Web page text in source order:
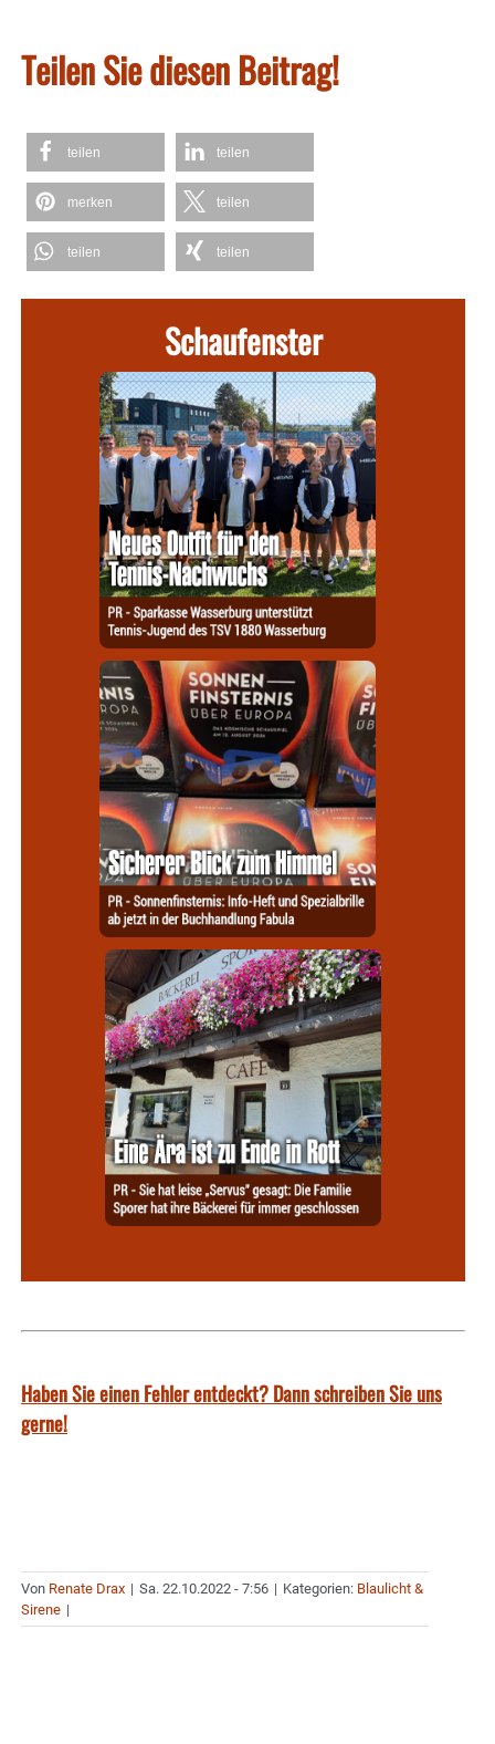
Teilen Sie diesen Beitrag!
teilen teilen
merken teilen
teilen teilen
Schaufenster
Haben Sie einen Fehler entdeckt? Dann schreiben Sie uns
gerne!
Von Renate Drax | Sa. 22.10.2022 - 7:56 | Kategorien: Blaulicht &
Sirene |